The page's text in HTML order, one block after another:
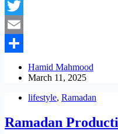
Facebook
Twitter
Email
Hamid Mahmood
March 11, 2025
lifestyle, Ramadan
Ramadan